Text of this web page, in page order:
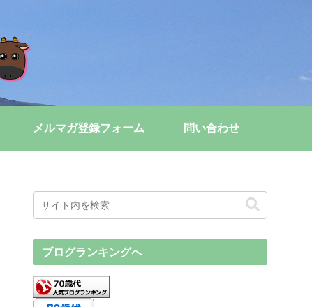
メルマガ登録フォーム 問い合わせ
ブログランキングへ